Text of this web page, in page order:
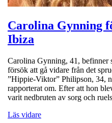
Carolina Gynning
Ibiza
Carolina Gynning, 41, befinner
försök att gå vidare från det
”Hippie-Viktor” Philipson, 34,
rapporterat om. Efter att hon
varit nedbruten av sorg och
Läs vidare